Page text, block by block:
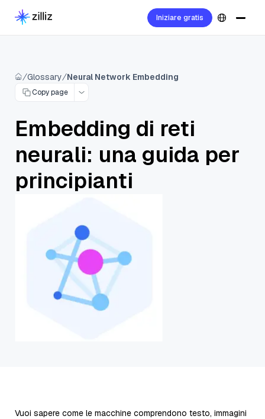
Iniziare gratis
Glossary Neural Network Embedding
Copy page
Embedding di reti
neurali: una guida per
principianti
Vuoi sapere come le macchine comprendono testo, immagini